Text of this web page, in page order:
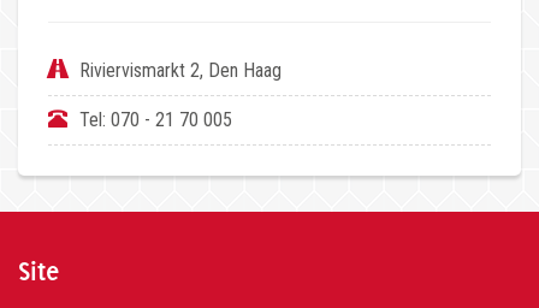
Riviervismarkt 2, Den Haag
Tel: 070 - 21 70 005
Site